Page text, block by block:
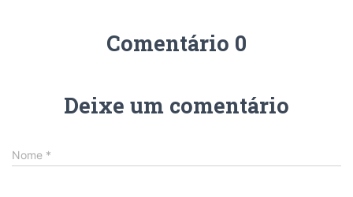
Comentário 0
Deixe um comentário
Nome *